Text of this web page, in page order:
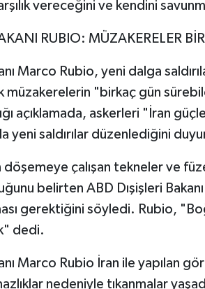
vereceğini ve kendini
RUBIO: MÜZAKERELER
Marco Rubio, yeni dalga
müzakerelerin "birkaç gün
açıklamada, askerleri "İran
yeni saldırılar düzenlediğini
döşemeye çalışan tekneler ve
belirten ABD Dışişleri
gerektiğini söyledi. Rubio,
dedi.
Marco Rubio İran ile yapılan
nedeniyle tıkanmalar